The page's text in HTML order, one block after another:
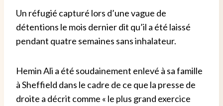
Un réfugié capturé lors d’une vague de
détentions le mois dernier dit qu’il a été laissé
pendant quatre semaines sans inhalateur.
Hemin Ali a été soudainement enlevé à sa famille
à Sheffield dans le cadre de ce que la presse de
droite a décrit comme « le plus grand exercice